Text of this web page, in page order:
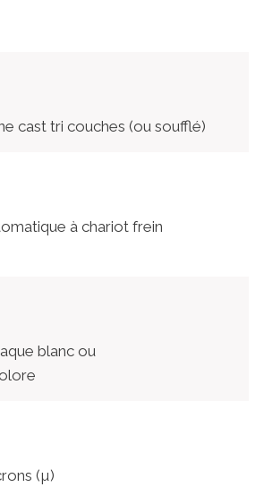
cast tri couches (ou soufflé)
à chariot frein
blanc ou
(µ)